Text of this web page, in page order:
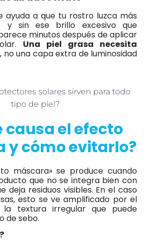
ayuda a que tu rostro luzca más
y sin ese brillo excesivo que
minutos después de aplicar
Una piel grasa necesita
, no una capa extra de luminosidad
causa el efecto
y cómo evitarlo?
máscara» se produce cuando
que no se integra bien con
deja residuos visibles. En el caso
esto se ve amplificado por el
textura irregular que puede
de sebo.